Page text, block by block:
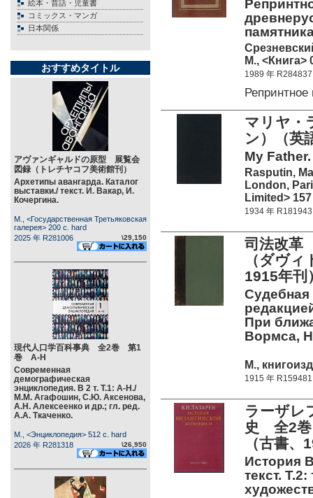
絵本・昔話・児童書
コミックス・マンガ
日本関係
おすすめタイトル
アヴァンギャルドの原型 展覧会
図録（トレチヤコフ美術館刊）
Архетипы авангарда. Каталог
выставки./ текст. И. Вакар, И.
Кочергина.
М., <Государственная Третьяковская
галерея> 200 c. hard
2025 年 R281006
\29,150
現代人口学百科事典 全2巻 第1
巻 А-Н
Современная
демографическая
энциклопедия. В 2 т. Т.1: А-Н./
М.М. Агафошин, С.Ю. Аксенова,
А.Н. Алексеенко и др.; гл. ред.
А.А. Ткаченко.
М., <Энциклопедия> 512 c. hard
2026 年 R281318
\26,950
М., <Книга>
1989 年 R284837
マリヤ・
ン）（英
My
Rasputin,
London,
Limited>
1934 年 R181943
司法改
（ダヴ
1915年刊
Судебная
При
Вормса,
М.,
1915 年 R159481
ラーザレ
史 全2
（古書、
История
текст.